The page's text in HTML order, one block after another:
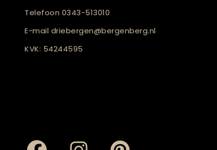
Telefoon 0343-513010
E-mail driebergen@bergenberg.nl
KVK: 54244595